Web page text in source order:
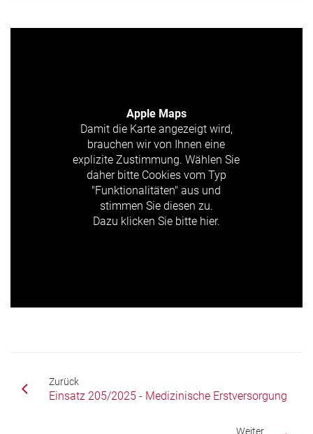
Apple Maps
Damit die Karte angezeigt wird,
brauchen wir von Ihnen eine
explizite Zustimmung. Wählen Sie
daher bitte Cookies vom Typ
"Funktionalitäten" aus und
stimmen Sie diesen zu.
Dazu klicken Sie bitte hier.
Zurück
Einsatz 205/2025 - Medizinische Erstversorgung
Weiter